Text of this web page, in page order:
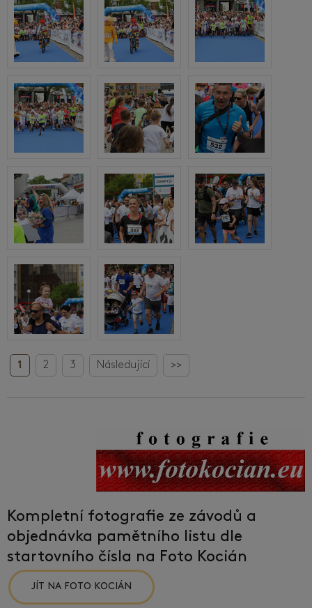
1 2 3 Následující >>
Kompletní fotografie ze závodů a
objednávka pamětního listu dle
startovního čísla na Foto Kocián
JÍT NA FOTO KOCIÁN